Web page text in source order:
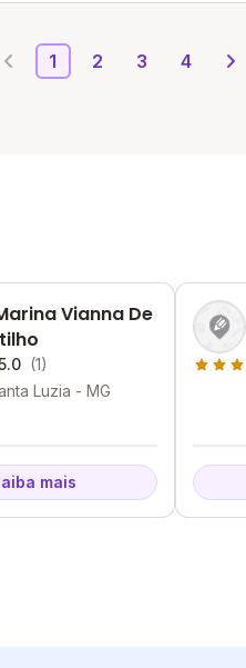
1 2 3 4
Vianna De
(1)
Luzia - MG
mais